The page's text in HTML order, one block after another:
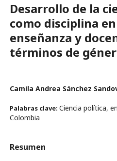
Desarrollo de la
como disciplina
enseñanza y
términos de
Camila Andrea Sánchez
Palabras clave: Ciencia política,
Colombia
Resumen